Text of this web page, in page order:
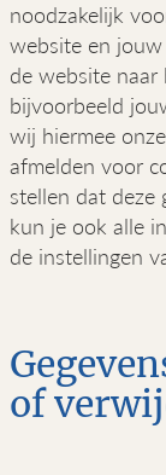
noodzakelijk
website en
de website
bijvoorbeeld
wij hiermee
afmelden voor
stellen dat deze
kun je ook alle
de instellingen
of